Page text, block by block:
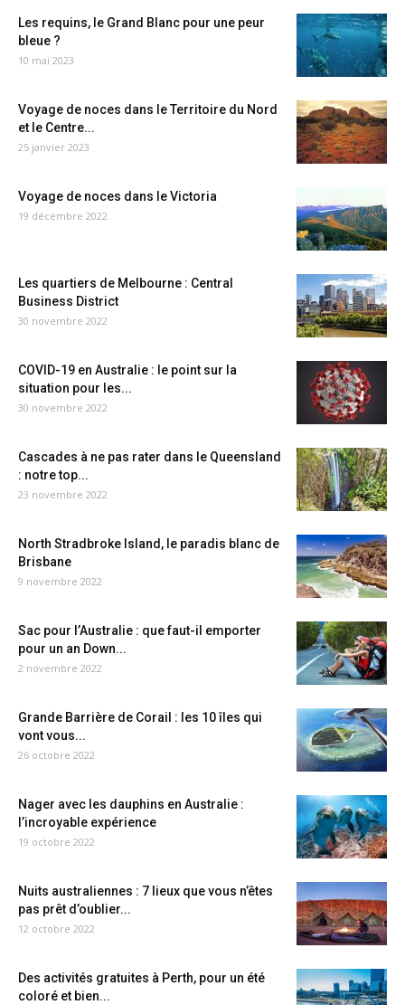
Les requins, le Grand Blanc pour une peur
bleue ?
10 mai 2023
Voyage de noces dans le Territoire du Nord
et le Centre...
25 janvier 2023
Voyage de noces dans le Victoria
19 décembre 2022
Les quartiers de Melbourne : Central
Business District
30 novembre 2022
COVID-19 en Australie : le point sur la
situation pour les...
30 novembre 2022
Cascades à ne pas rater dans le Queensland
: notre top...
23 novembre 2022
North Stradbroke Island, le paradis blanc de
Brisbane
9 novembre 2022
Sac pour l’Australie : que faut-il emporter
pour un an Down...
2 novembre 2022
Grande Barrière de Corail : les 10 îles qui
vont vous...
26 octobre 2022
Nager avec les dauphins en Australie :
l’incroyable expérience
19 octobre 2022
Nuits australiennes : 7 lieux que vous n’êtes
pas prêt d’oublier...
12 octobre 2022
Des activités gratuites à Perth, pour un été
coloré et bien...